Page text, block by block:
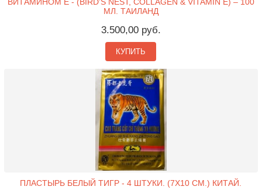
МЛ. ТАИЛАНД
3.500,00 руб.
КУПИТЬ
ПЛАСТЫРЬ БЕЛЫЙ ТИГР - 4 ШТУКИ. (7X10 СМ.) КИТАЙ.